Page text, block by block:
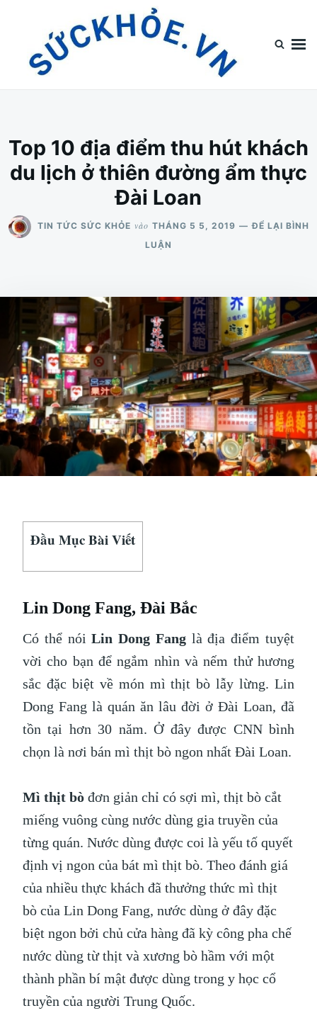
kiếm
cho:
Top 10 địa điểm thu hút khách
du lịch ở thiên đường ẩm thực
Đài Loan
TIN TỨC SỨC KHỎE vào THÁNG 5 5, 2019
ĐỂ LẠI BÌNH
LUẬN
ĐIỂM
THU
HÚT
KHÁCH
DU
LỊCH
Ở
THIÊN
ĐƯỜNG
ẨM
THỰC
ĐÀI
LOAN
Đầu Mục Bài Viết
Lin Dong Fang, Đài Bắc
Có thể nóiLin Dong Fanglà địa điểm tuyệt
vời cho bạn để ngắm nhìn và nếm thử hương
sắc đặc biệt về món mì thịt bò lẫy lừng. Lin
Dong Fang là quán ăn lâu đời ở Đài Loan, đã
tồn tại hơn 30 năm. Ở đây được CNN bình
chọn là nơi bán mì thịt bò ngon nhất Đài Loan.
Mì thịt bò đơn giản chỉ có sợi mì, thịt bò cắt
miếng vuông cùng nước dùng gia truyền của
từng quán. Nước dùng được coi là yếu tố quyết
định vị ngon của bát mì thịt bò. Theo đánh giá
của nhiều thực khách đã thưởng thức mì thịt
bò của Lin Dong Fang, nước dùng ở đây đặc
biệt ngon bởi chủ cửa hàng đã kỳ công pha chế
nước dùng từ thịt và xương bò hầm với một
thành phần bí mật được dùng trong y học cổ
truyền của người Trung Quốc.